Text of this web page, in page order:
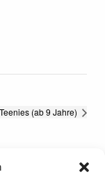
(ab 9 Jahre)